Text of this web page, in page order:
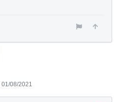
01/08/2021